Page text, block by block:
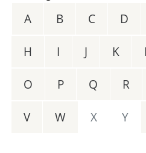
A B C D
H I J K
O P Q R
V W X Y